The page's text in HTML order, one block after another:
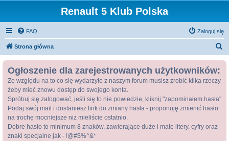
Renault 5 Klub Polska
FAQ Zaloguj się
Strona główna
Ogłoszenie dla zarejestrowanych użytkowników:
Ze względu na to co się wydarzyło z naszym forum musisz zrobić kilka rzeczy
żeby mieć znowu dostęp do swojego konta.
Spróbuj się zalogować, jeśli się to nie powiedzie, kliknij "zapominałem hasła"
Podaj swój mail i dostaniesz link do zmiany hasła - proponuję zmienić hasło
na trochę mocniejsze niż mieliście ostatnio.
Dobre hasło to minimum 8 znaków, zawierające duże i małe litery, cyfry oraz
znaki specjalne jak - !@#$%^&*